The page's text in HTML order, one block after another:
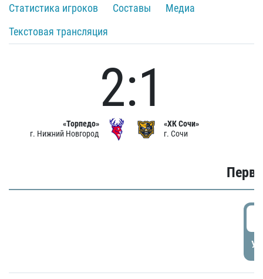
Статистика игроков
Составы
Медиа
Текстовая трансляция
«Торпедо»
г. Нижний Новгород
2:1
«ХК Сочи»
г. Сочи